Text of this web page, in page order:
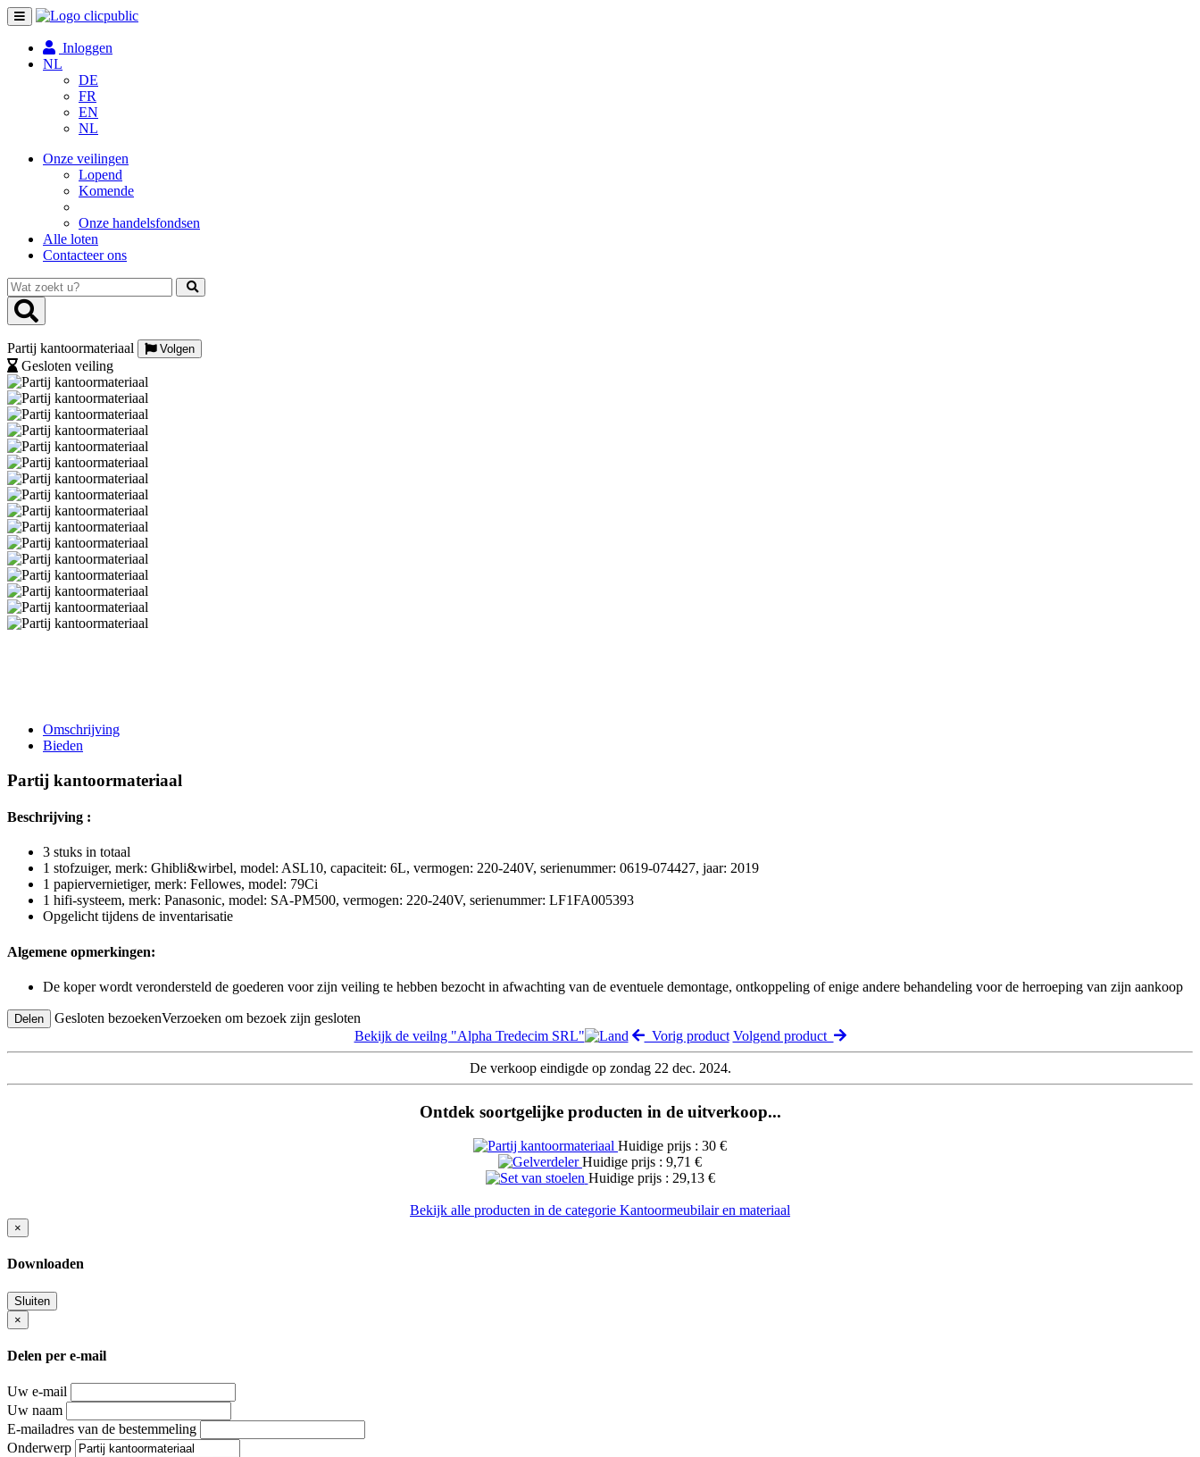
Toggle
navigation
Inloggen
NL
DE
FR
EN
NL
Onze veilingen
Lopend
Komende
Onze handelsfondsen
Alle loten
Contacteer ons
Wat
zoekt
u?
Partij kantoormateriaal Volgen
Gesloten veiling
Omschrijving
Bieden
Partij kantoormateriaal
Beschrijving :
3 stuks in totaal
1 stofzuiger, merk: Ghibli&wirbel, model: ASL10, capaciteit: 6L, vermogen: 220-240V, serienummer: 0619-074427, jaar: 2019
1 papiervernietiger, merk: Fellowes, model: 79Ci
1 hifi-systeem, merk: Panasonic, model: SA-PM500, vermogen: 220-240V, serienummer: LF1FA005393
Opgelicht tijdens de inventarisatie
Algemene opmerkingen:
De koper wordt verondersteld de goederen voor zijn veiling te hebben bezocht in afwachting van de eventuele demontage, ontkoppeling of enige andere behandeling voor de herroeping van zijn aankoop
Delen Gesloten bezoekenVerzoeken om bezoek zijn gesloten
Bekijk de veilng "Alpha Tredecim SRL"
Vorig product Volgend product
De verkoop eindigde op zondag 22 dec. 2024.
Ontdek soortgelijke producten in de uitverkoop...
Huidige prijs : 30 €
Huidige prijs : 9,71 €
Huidige prijs : 29,13 €
Bekijk alle producten in de categorie Kantoormeubilair en materiaal
×
Downloaden
Sluiten
×
Delen per e-mail
Uw e-mail
Uw naam
E-mailadres van de bestemmeling
Onderwerp